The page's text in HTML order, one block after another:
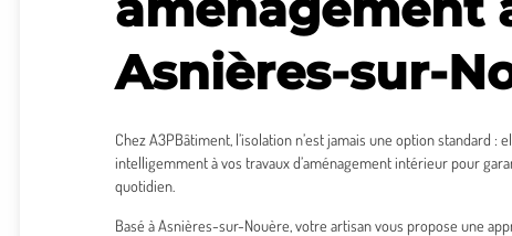
Asnières-sur-
Chez A3PBâtiment, l’isolation n’est jamais une option standard :
intelligemment à vos travaux d’aménagement intérieur pour
quotidien.
Basé à Asnières-sur-Nouère, votre artisan vous propose une